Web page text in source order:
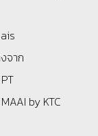
จาก
by KTC